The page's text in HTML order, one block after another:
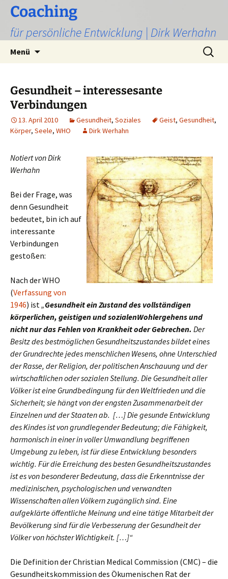
Zum
Inhalt
springen
Coaching
für persönliche Entwicklung | Dirk Werhahn
Menü
Suchen
nach:
Gesundheit – interessesante
Verbindungen
13. April 2010 Gesundheit, Soziales Geist, Gesundheit,
Körper, Seele, WHO Dirk Werhahn
Notiertvon Dirk
Werhahn
Bei der Frage, was
denn Gesundheit
bedeutet, bin ich auf
interessante
Verbindungen
gestoßen:
Nach der WHO
(Verfassung von
1946) ist„Gesundheit ein Zustand des vollständigen
körperlichen, geistigen und sozialenWohlergehens und
nicht nur das Fehlen von Krankheit oder Gebrechen. Der
Besitz des bestmöglichen Gesundheitszustandes bildet eines
der Grundrechte jedes menschlichen Wesens, ohne Unterschied
der Rasse, der Religion, der politischen Anschauung und der
wirtschaftlichen oder sozialen Stellung. Die Gesundheit aller
Völker ist eine Grundbedingung für den Weltfrieden und die
Sicherheit; sie hängt von der engsten Zusammenarbeit der
Einzelnen und der Staaten ab. […] Die gesunde Entwicklung
des Kindes ist von grundlegender Bedeutung; die Fähigkeit,
harmonisch in einer in voller Umwandlung begriffenen
Umgebung zu leben, ist für diese Entwicklung besonders
wichtig. Für die Erreichung des besten Gesundheitszustandes
ist es von besonderer Bedeutung, dass die Erkenntnisse der
medizinischen, psychologischen und verwandten
Wissenschaften allen Völkern zugänglich sind. Eine
aufgeklärte öffentliche Meinung und eine tätige Mitarbeit der
Bevölkerung sind für die Verbesserung der Gesundheit der
Völker von höchster Wichtigkeit. […]“
Die Definition der Christian Medical Commission (CMC) – die
Gesundheitskommission des Ökumenischen Rat der